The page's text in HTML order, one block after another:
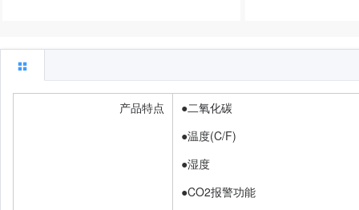
产品特点
●二氧化碳
●温度(C/F)
●湿度
●CO2报警功能